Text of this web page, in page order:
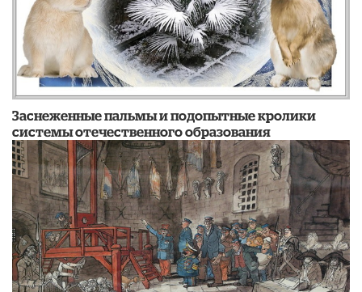
Заснеженные пальмы и подопытные кролики
системы отечественного образования